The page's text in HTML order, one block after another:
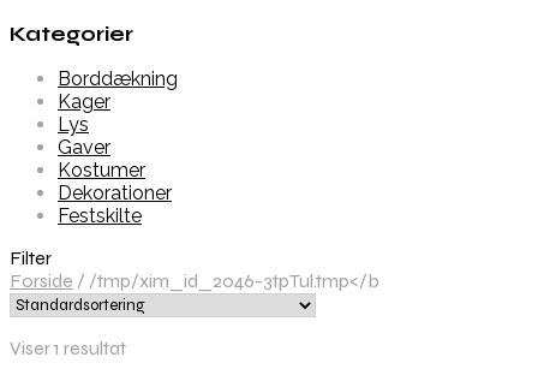
Kategorier
Borddækning
Kager
Lys
Gaver
Kostumer
Dekorationer
Festskilte
Filter
Forside / /tmp/xim_id_2046-3tpTul.tmp</b
Viser 1 resultat